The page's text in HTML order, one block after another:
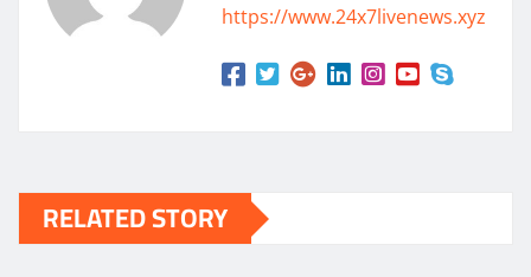
https://www.24x7livenews.xyz
RELATED STORY